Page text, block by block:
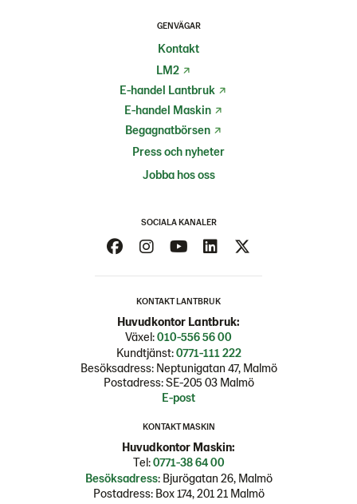
GENVÄGAR
Kontakt
LM2
E-handel Lantbruk
E-handel Maskin
Begagnatbörsen
Press och nyheter
Jobba hos oss
SOCIALA KANALER
KONTAKT LANTBRUK
Huvudkontor Lantbruk:
Växel:010-556 56 00
Kundtjänst:0771-111 222
Besöksadress: Neptunigatan 47, Malmö
Postadress: SE-205 03 Malmö
E-post
KONTAKT MASKIN
Huvudkontor Maskin:
Tel:0771-38 64 00
Besöksadress: Bjurögatan 26, Malmö
Postadress: Box 174, 201 21 Malmö